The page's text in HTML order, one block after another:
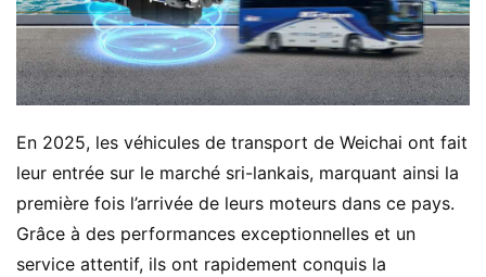
H
o
m
e
m
i
o
En 2025, les véhicules de transport de Weichai ont fait
leur entrée sur le marché sri-lankais, marquant ainsi la
première fois l’arrivée de leurs moteurs dans ce pays.
Grâce à des performances exceptionnelles et un
service attentif, ils ont rapidement conquis la